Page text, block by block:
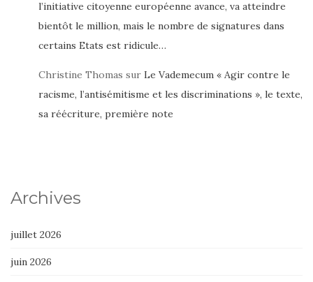
l’initiative citoyenne européenne avance, va atteindre
bientôt le million, mais le nombre de signatures dans
certains Etats est ridicule…
Christine Thomas sur Le Vademecum « Agir contre le
racisme, l’antisémitisme et les discriminations », le texte,
sa réécriture, première note
Archives
juillet 2026
juin 2026